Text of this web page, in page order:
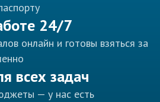
24/7
онлайн и готовы взяться за
всех задач
— у нас есть